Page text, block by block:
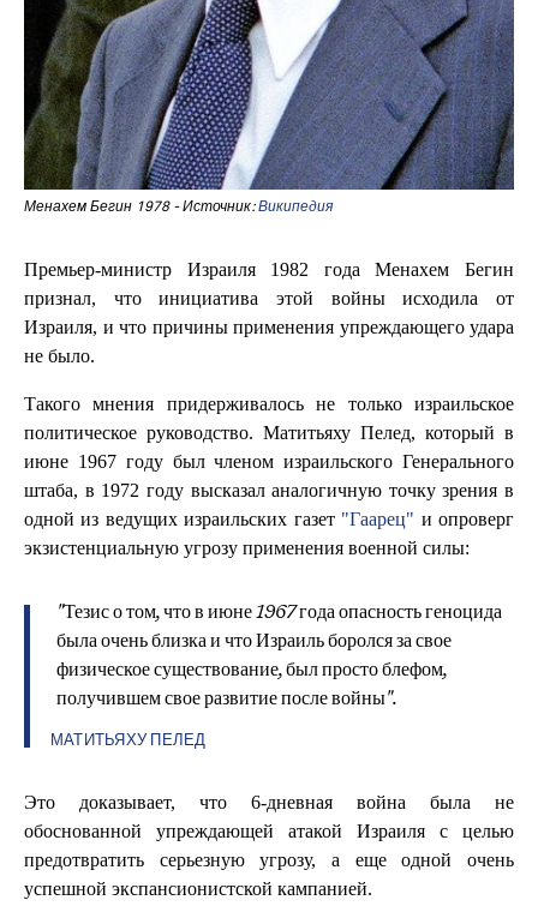
Менахем Бегин 1978 - Источник:Википедия
Премьер-министр Израиля 1982 года Менахем Бегин
признал, что инициатива этой войны исходила от
Израиля, и что причины применения упреждающего удара
не было.
Такого мнения придерживалось не только израильское
политическое руководство. Матитьяху Пелед, который в
июне 1967 году был членом израильского Генерального
штаба, в 1972 году высказал аналогичную точку зрения в
одной из ведущих израильских газет "Гаарец" и опроверг
экзистенциальную угрозу применения военной силы:
"Тезис о том, что в июне 1967 года опасность геноцида
была очень близка и что Израиль боролся за свое
физическое существование, был просто блефом,
получившем свое развитие после войны".
МАТИТЬЯХУ ПЕЛЕД
Это доказывает, что 6-дневная война была не
обоснованной упреждающей атакой Израиля с целью
предотвратить серьезную угрозу, а еще одной очень
успешной экспансионистской кампанией.